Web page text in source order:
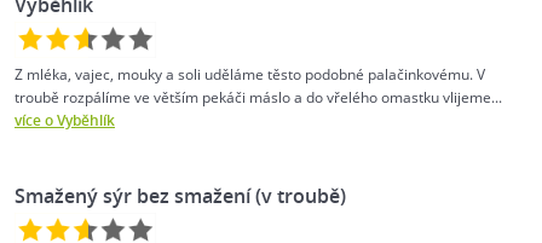
Z mléka, vajec, mouky a soli uděláme těsto podobné palačinkovému. V
troubě rozpálíme ve větším pekáči máslo a do vřelého omastku vlijeme...
více o Vyběhlík
Smažený sýr bez smažení (v troubě)